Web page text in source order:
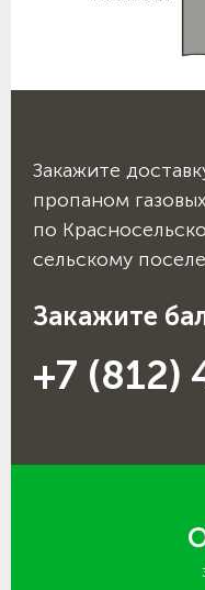
Закажите
пропаном
по
сельскому
Закажите
+7 (812)